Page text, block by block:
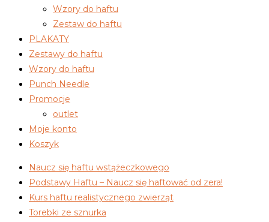
Wzory do haftu
Zestaw do haftu
PLAKATY
Zestawy do haftu
Wzory do haftu
Punch Needle
Promocje
outlet
Moje konto
Koszyk
Naucz się haftu wstążeczkowego
Podstawy Haftu – Naucz się haftować od zera!
Kurs haftu realistycznego zwierząt
Torebki ze sznurka